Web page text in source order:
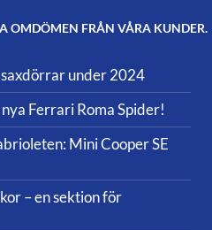
OMDÖMEN FRÅN VÅRA KUNDER.
under 2024
Ferrari Roma Spider!
Mini Cooper SE
– en sektion för